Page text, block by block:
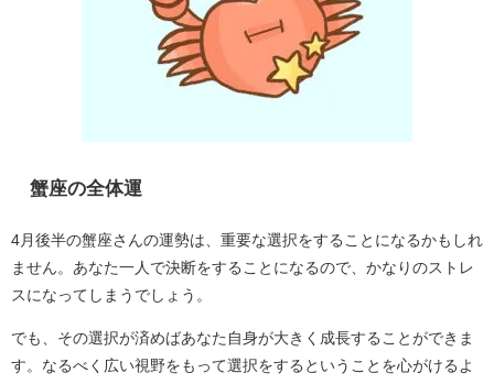
蟹座の全体運
4月後半の蟹座さんの運勢は、重要な選択をすることになるかもしれ
ません。あなた一人で決断をすることになるので、かなりのストレ
スになってしまうでしょう。
でも、その選択が済めばあなた自身が大きく成長することができま
す。なるべく広い視野をもって選択をするということを心がけるよ